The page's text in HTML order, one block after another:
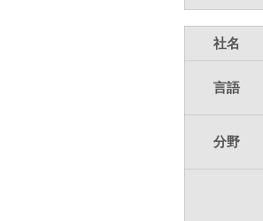
社名
言語
分野